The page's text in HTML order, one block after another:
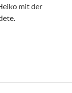
mit der